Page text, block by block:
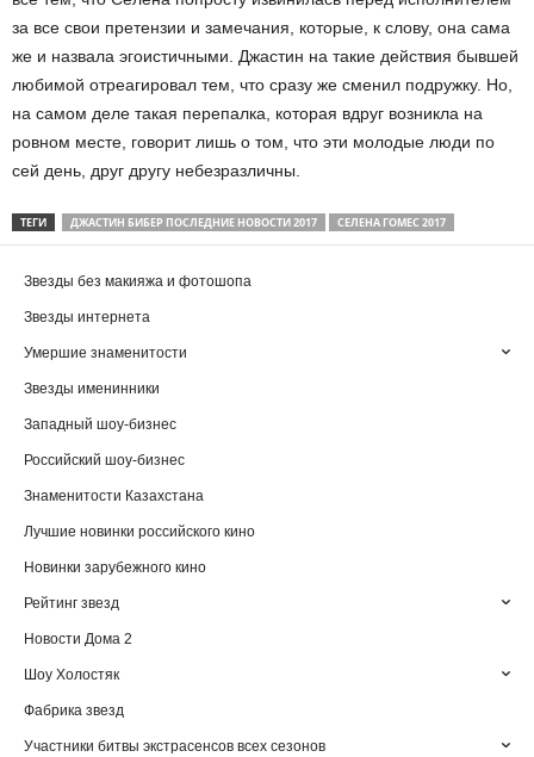
за все свои претензии и замечания, которые, к слову, она сама
же и назвала эгоистичными. Джастин на такие действия бывшей
любимой отреагировал тем, что сразу же сменил подружку. Но,
на самом деле такая перепалка, которая вдруг возникла на
ровном месте, говорит лишь о том, что эти молодые люди по
сей день, друг другу небезразличны.
ТЕГИ ДЖАСТИН БИБЕР ПОСЛЕДНИЕ НОВОСТИ 2017 СЕЛЕНА ГОМЕС 2017
Звезды без макияжа и фотошопа
Звезды интернета
Умершие знаменитости
Звезды именинники
Западный шоу-бизнес
Российский шоу-бизнес
Знаменитости Казахстана
Лучшие новинки российского кино
Новинки зарубежного кино
Рейтинг звезд
Новости Дома 2
Шоу Холостяк
Фабрика звезд
Участники битвы экстрасенсов всех сезонов